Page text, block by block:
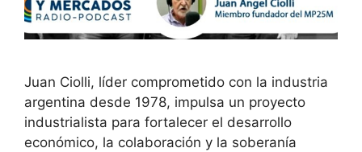
Juan Ciolli, líder comprometido con la industria
argentina desde 1978, impulsa un proyecto
industrialista para fortalecer el desarrollo
económico, la colaboración y la soberanía